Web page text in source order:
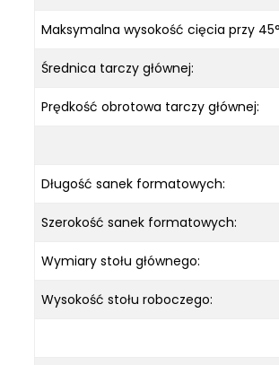
Maksymalna wysokość cięcia przy
Średnica tarczy głównej:
Prędkość obrotowa tarczy głównej:
Długość sanek formatowych:
Szerokość sanek formatowych:
Wymiary stołu głównego:
Wysokość stołu roboczego: